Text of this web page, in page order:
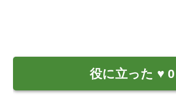
役に立った ♥ 0